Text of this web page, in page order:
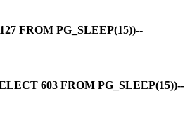
FROM PG_SLEEP(15))--
603 FROM PG_SLEEP(15))--